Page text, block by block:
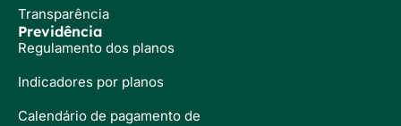
Transparência
Previdência
Regulamento dos planos
Indicadores por planos
Calendário de pagamento de